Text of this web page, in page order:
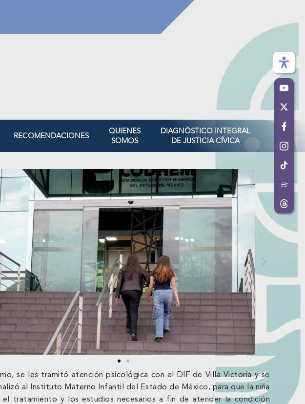
RECOMENDACIONES
QUIENES
SOMOS
DIAGNÓSTICO INTEGRAL
DE JUSTICIA CÍVICA
se les tramitó atención psicológica con el DIF de Villa Victoria y se
al Instituto Materno Infantil del Estado de México, para que la niña
el tratamiento y los estudios necesarios a fin de atender la condición